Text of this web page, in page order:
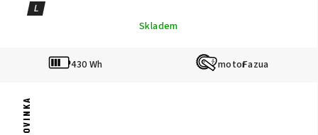
L
Skladem
430 Wh Fazua
NOVINKA